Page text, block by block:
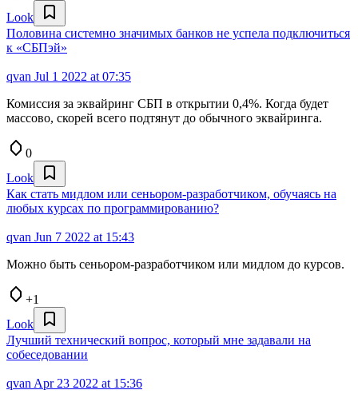
Look
Половина системно значимых банков не успела подключиться
к «СБПэй»
qvan Jul 1 2022 at 07:35
Комиссия за эквайринг СБП в открытии 0,4%. Когда будет
массово, скорей всего подтянут до обычного эквайринга.
0
Look
Как стать мидлом или сеньором-разработчиком, обучаясь на
любых курсах по программированию?
qvan Jun 7 2022 at 15:43
Можно быть сеньором-разработчиком или мидлом до курсов.
+1
Look
Лучший технический вопрос, который мне задавали на
собеседовании
qvan Apr 23 2022 at 15:36